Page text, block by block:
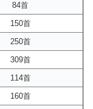
84首
150首
250首
309首
114首
160首